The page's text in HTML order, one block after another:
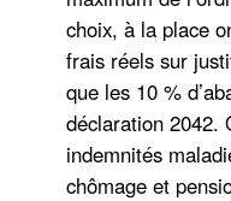
choix, à la place
frais réels sur
que les 10 %
déclaration 2042.
indemnités
chômage et